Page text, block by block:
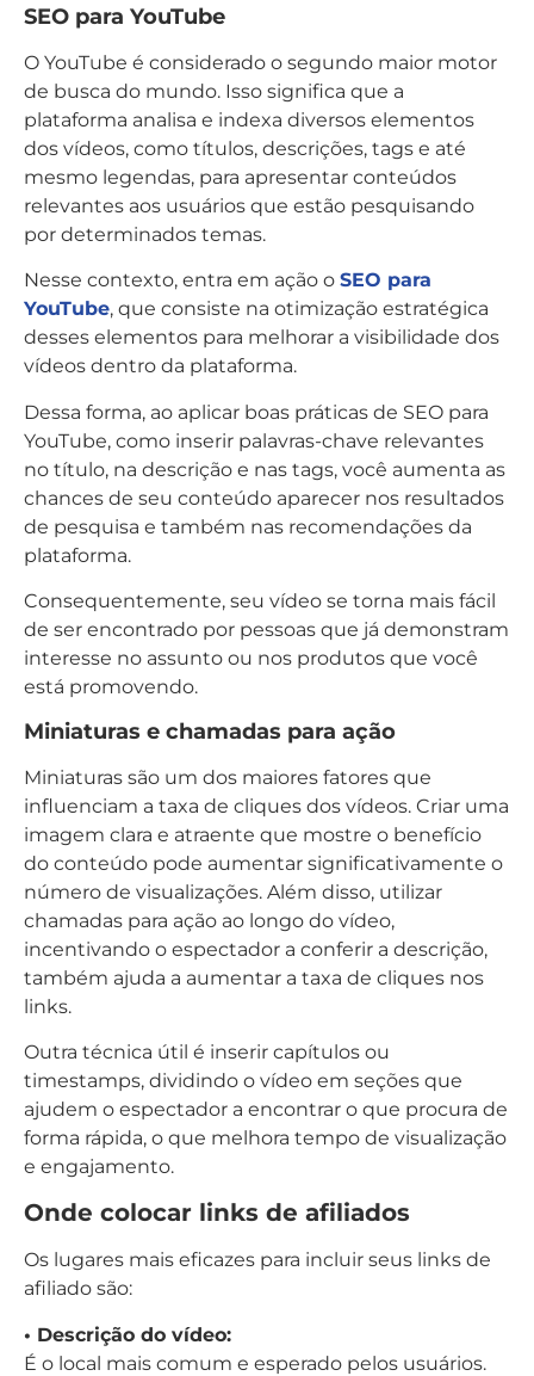
SEO para YouTube
O YouTube é considerado o segundo maior motor
de busca do mundo. Isso significa que a
plataforma analisa e indexa diversos elementos
dos vídeos, como títulos, descrições, tags e até
mesmo legendas, para apresentar conteúdos
relevantes aos usuários que estão pesquisando
por determinados temas.
Nesse contexto, entra em ação o SEO para
YouTube, que consiste na otimização estratégica
desses elementos para melhorar a visibilidade dos
vídeos dentro da plataforma.
Dessa forma, ao aplicar boas práticas de SEO para
YouTube, como inserir palavras-chave relevantes
no título, na descrição e nas tags, você aumenta as
chances de seu conteúdo aparecer nos resultados
de pesquisa e também nas recomendações da
plataforma.
Consequentemente, seu vídeo se torna mais fácil
de ser encontrado por pessoas que já demonstram
interesse no assunto ou nos produtos que você
está promovendo.
Miniaturas e chamadas para ação
Miniaturas são um dos maiores fatores que
influenciam a taxa de cliques dos vídeos. Criar uma
imagem clara e atraente que mostre o benefício
do conteúdo pode aumentar significativamente o
número de visualizações. Além disso, utilizar
chamadas para ação ao longo do vídeo,
incentivando o espectador a conferir a descrição,
também ajuda a aumentar a taxa de cliques nos
links.
Outra técnica útil é inserir capítulos ou
timestamps, dividindo o vídeo em seções que
ajudem o espectador a encontrar o que procura de
forma rápida, o que melhora tempo de visualização
e engajamento.
Onde colocar links de afiliados
Os lugares mais eficazes para incluir seus links de
afiliado são:
• Descrição do vídeo:
É o local mais comum e esperado pelos usuários.